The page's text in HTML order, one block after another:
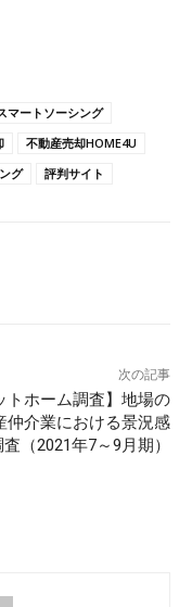
マートソーシング
不動産売却HOME4U
グ 評判サイト
次の記事
トホーム調査】地場の
仲介業における景況感
査（2021年7～9月期）